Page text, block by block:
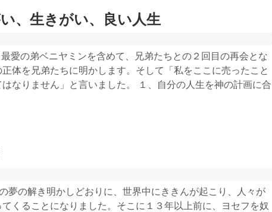
、生きがい、良い人生
愛の弟ベニヤミンを含めて、兄弟たちとの２回目の再会とな
体を兄弟たちに明かします。そして「私をここに売ったこと
なりません」と言いました。 １、自分の人生を神の計画に合
夢の解き明かしどおりに、世界中にききんが起こり、人々が
くることになりました。そこに１３年以上前に、ヨセフを奴